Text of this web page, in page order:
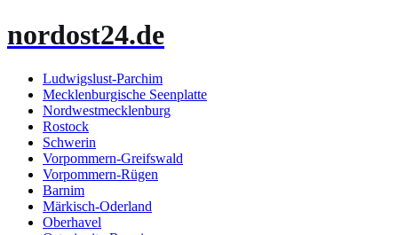
Inhalt
nordost24.de
Ludwigslust-Parchim
Mecklenburgische Seenplatte
Nordwestmecklenburg
Rostock
Schwerin
Vorpommern-Greifswald
Vorpommern-Rügen
Barnim
Märkisch-Oderland
Oberhavel